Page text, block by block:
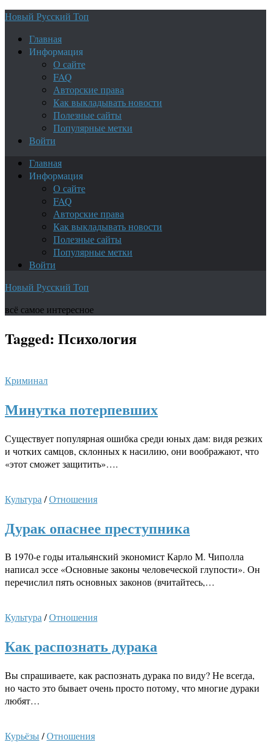
Новый Русский Топ
Главная
Информация
О сайте
FAQ
Авторские права
Как выкладывать новости
Полезные сайты
Популярные метки
Войти
Главная
Информация
О сайте
FAQ
Авторские права
Как выкладывать новости
Полезные сайты
Популярные метки
Войти
Новый Русский Топ
всё самое интересное
Tagged: Психология
Криминал
Минутка потерпевших
Существует популярная ошибка среди юных дам: видя резких
и чотких самцов, склонных к насилию, они воображают, что
«этот сможет защитить»….
Культура /Отношения
Дурак опаснее преступника
В 1970-е годы итальянский экономист Карло М. Чиполла
написал эссе «Основные законы человеческой глупости». Он
перечислил пять основных законов (вчитайтесь,…
Культура/Отношения
Как распознать дурака
Вы спрашиваете, как распознать дурака по виду? Не всегда,
но часто это бывает очень просто потому, что многие дураки
любят…
Курьёзы/Отношения